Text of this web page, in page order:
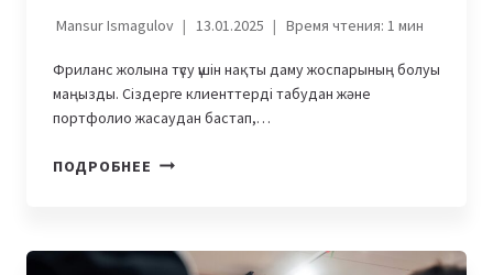
Mansur Ismagulov 13.01.2025 Время чтения: 1мин
Фриланс жолына түсу үшін нақты даму жоспарының болуы
маңызды. Сіздерге клиенттерді табудан және
портфолио жасаудан бастап,…
ПОДРОБНЕЕ ҚАЛАЙ
7